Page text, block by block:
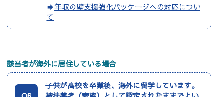
年収の壁支援強化パッケージへの対応につい
て
該当者が海外に居住している場合
子供が高校を卒業後、海外に留学しています。